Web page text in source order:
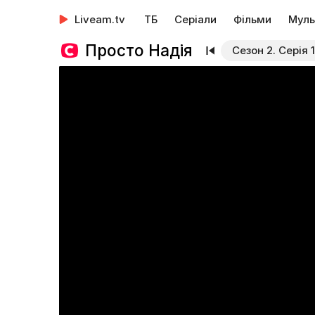
Liveam.tv ТБ Серіали Фільми
Просто Надія Сезон 2. Серія